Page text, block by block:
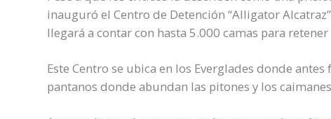
inauguró el Centro de Detención “Alligator
llegará a contar con hasta 5.000 camas para
Este Centro se ubica en los Everglades donde
pantanos donde abundan las pitones y los